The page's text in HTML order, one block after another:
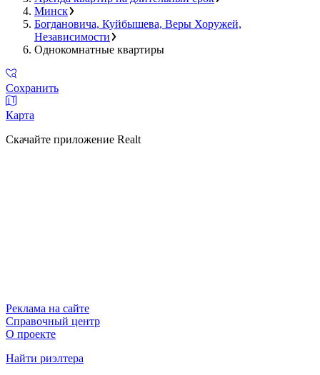
Минск
Богдановича, Куйбышева, Веры Хоружей,
Независимости
Однокомнатные квартиры
Сохранить
Карта
Скачайте приложение Realt
Реклама на сайте
Справочный центр
О проекте
Найти риэлтера